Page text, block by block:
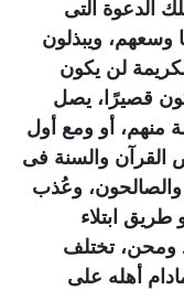
الدعوة التى
وسعهم، ويبذلون
لن يكون
قصيرًا، يصل
منهم، أو ومع أول
والسنة فى
وعُذب
طريق ابتلاء
ومحن، تختلف
أهله على